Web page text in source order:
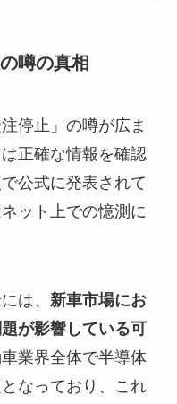
噂の真相
停止」の噂が広ま
正確な情報を確認
公式に発表されて
ット上での憶測に
は、 新車市場にお
が影響している可
業界全体で半導体
なっており、これ